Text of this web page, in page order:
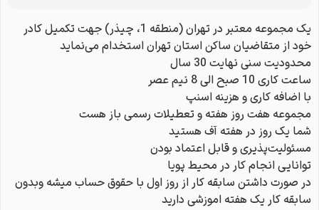
یک مجموعه معتبر در تهران (منطقه 1، چیذر) جهت تکمیل کادر
خود از متقاضیان ساکن استان تهران استخدام می‌نماید
محدودیت سنی نهایت 30 سال
ساعت کاری 10 صبح الی 8 نیم عصر
با اضافه کاری و هزینه اسنپ
مجموعه هفت روز هفته و تعطیلات رسمی باز هست
شما یک روز در هفته آف هستید
مسئولیت‌پذیری و قابل اعتماد بودن
توانایی انجام کار در محیط پویا
در صورت داشتن سابقه کار از روز اول با حقوق حساب میشه و‌بدون
سابقه کار یک هفته اموزشی دارید